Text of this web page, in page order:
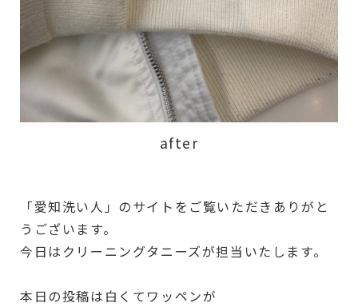
after
「愛知洗い人」のサイトをご覧いただきありがと
うございます。
今日はクリーニングタニーズが担当いたします。
本日の投稿は白くてワッペンが